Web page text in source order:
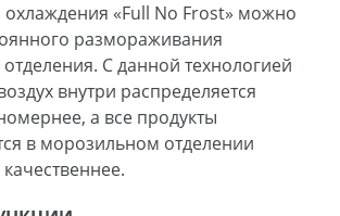
охлаждения «Full No Frost» можно
размораживания
С данной технологией
внутри распределяется
а все продукты
в морозильном отделении